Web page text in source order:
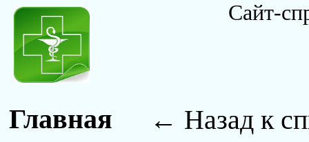
Сайт-
Главная
← Назад к